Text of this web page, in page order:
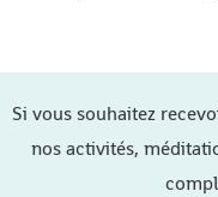
Si vous souhaitez
nos activités,